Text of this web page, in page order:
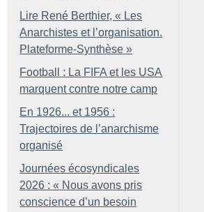
Lire René Berthier, « Les
Anarchistes et l’organisation.
Plateforme-Synthèse »
Football : La FIFA et les USA
marquent contre notre camp
En 1926... et 1956 :
Trajectoires de l’anarchisme
organisé
Journées écosyndicales
2026 : « Nous avons pris
conscience d’un besoin